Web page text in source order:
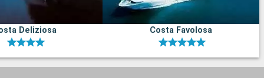
Deliziosa Costa Favolosa